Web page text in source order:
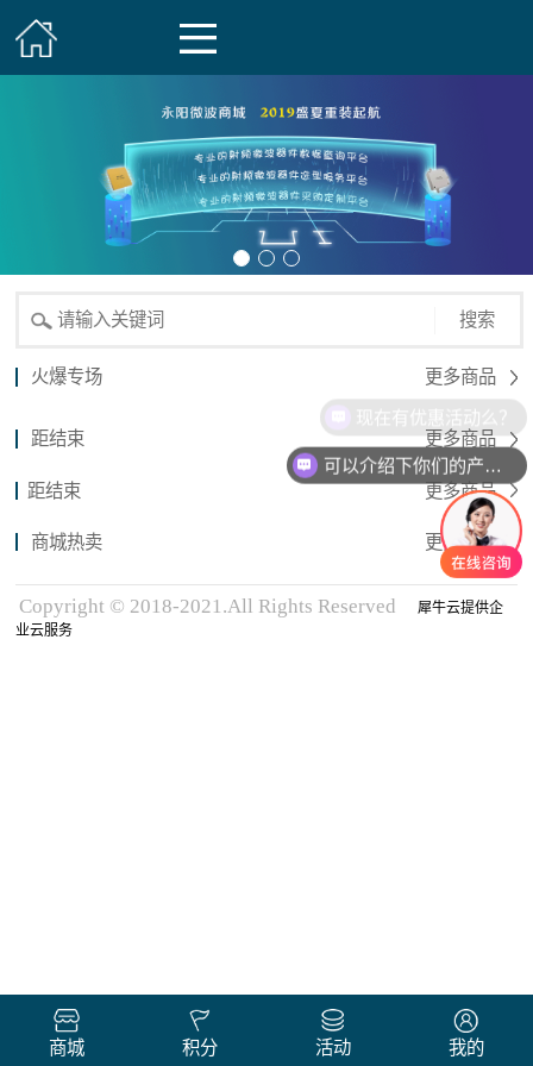
搜索
火爆专场 更多商品
距结束 更多商品
距结束 更多商品
商城热卖 更多商品
Copyright © 2018-2021.All Rights Reserved
犀牛云提供企
业云服务
商城 积分 活动 我的
现在有优惠活动么？